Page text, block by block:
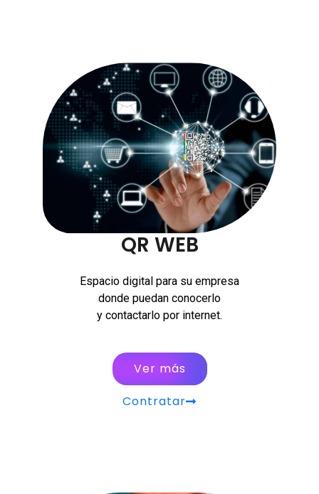
QR WEB
Espacio digital para su empresa
donde puedan conocerlo
y contactarlo por internet.
Ver más
Contratar